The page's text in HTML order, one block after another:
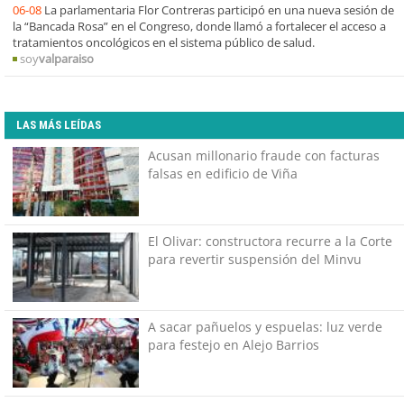
06-08 La parlamentaria Flor Contreras participó en una nueva sesión de
la “Bancada Rosa” en el Congreso, donde llamó a fortalecer el acceso a
tratamientos oncológicos en el sistema público de salud.
soyvalparaiso
LAS MÁS LEÍDAS
Acusan millonario fraude con facturas
falsas en edificio de Viña
El Olivar: constructora recurre a la Corte
para revertir suspensión del Minvu
A sacar pañuelos y espuelas: luz verde
para festejo en Alejo Barrios